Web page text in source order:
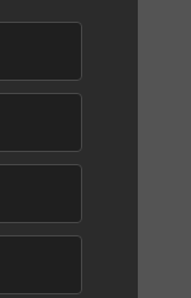
cultural
Thomaz
0 Read more